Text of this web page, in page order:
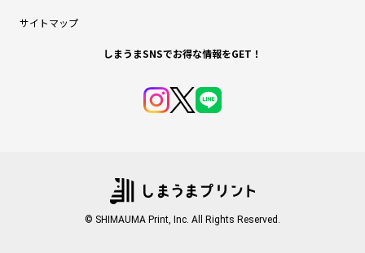
サイトマップ
しまうまSNSでお得な情報をGET！
© SHIMAUMA Print, Inc. All Rights Reserved.